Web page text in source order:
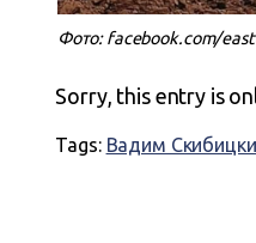
Фото: facebook.com/
Sorry, this entry is
Tags: Вадим